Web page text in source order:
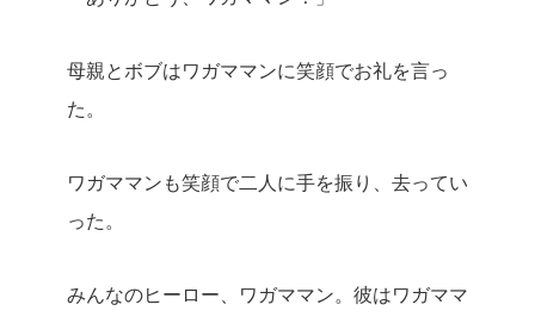
母親とボブはワガママンに笑顔でお礼を言っ
た。
ワガママンも笑顔で二人に手を振り、去ってい
った。
みんなのヒーロー、ワガママン。彼はワガママ